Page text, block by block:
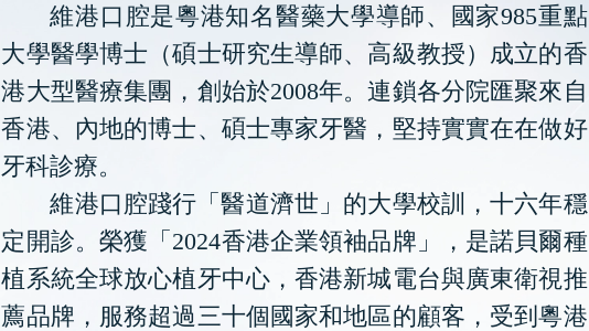
維港口腔是粵港知名醫藥大學導師、國家985重點
大學醫學博士（碩士研究生導師、高級教授）成立的香
港大型醫療集團，創始於2008年。連鎖各分院匯聚來自
香港、內地的博士、碩士專家牙醫，堅持實實在在做好
牙科診療。
維港口腔踐行「醫道濟世」的大學校訓，十六年穩
定開診。榮獲「2024香港企業領袖品牌」，是諾貝爾種
植系統全球放心植牙中心，香港新城電台與廣東衛視推
薦品牌，服務超過三十個國家和地區的顧客，受到粵港